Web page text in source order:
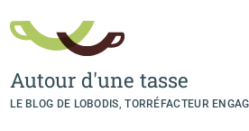
Autour d'une tasse
LE BLOG DE LOBODIS, TORRÉFACTEUR